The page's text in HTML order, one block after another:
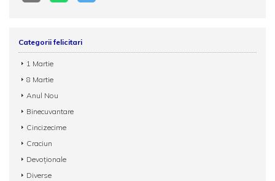
Categorii felicitari
1 Martie
8 Martie
Anul Nou
Binecuvantare
Cincizecime
Craciun
Devoționale
Diverse